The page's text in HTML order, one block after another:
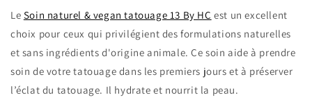
Le Soin naturel & vegan tatouage 13 By HC est un excellent
choix pour ceux qui privilégient des formulations naturelles
et sans ingrédients d'origine animale. Ce soin aide à prendre
soin de votre tatouage dans les premiers jours et à préserver
l’éclat du tatouage. Il hydrate et nourrit la peau.